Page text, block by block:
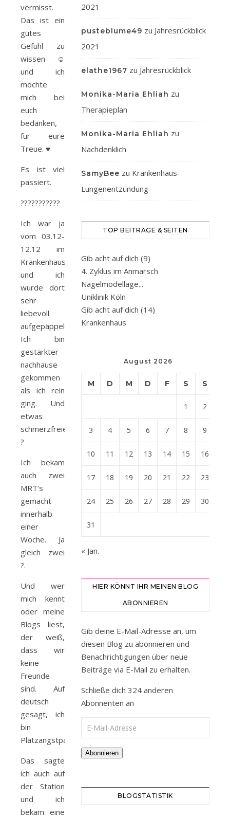
vermisst.
Das ist ein
gutes
Gefühl zu
wissen ☺️
und ich
möchte
mich bei
euch
bedanken,
für eure
Treue. ♥️
Es ist viel
passiert.
???????????
Ich war ja
vom 03.12-
12.12 im
Krankenhaus
und ich
wurde dort
sehr
liebevoll
aufgepäppelte.
Ich bin
gestärkter
nachhause
gekommen
als ich rein
ging. Und
etwas
schmerzfreier.
?
Ich bekam
auch zwei
MRT‘s
gemacht
innerhalb
einer
Woche. Ja
gleich zwei
?.
Und wer
mich kennt
oder meine
Blogs liest,
der weiß,
dass wir
keine
Freunde
sind. Auf
deutsch
gesagt, ich
bin
Platzangstpatientin.
Das sagte
ich auch auf
der Station
und ich
bekam eine
2021
pusteblume49 zu Jahresrückblick
2021
elathe1967 zu Jahresrückblick
Monika-Maria Ehliah zu
Therapieplan
Monika-Maria Ehliah zu
Nachdenklich
SamyBee zu Krankenhaus-
Lungenentzündung
TOP BEITRÄGE & SEITEN
Gib acht auf dich (9)
4. Zyklus im Anmarsch
Nagelmodellage...
Uniklinik Köln
Gib acht auf dich (14)
Krankenhaus
August 2026
M D M D F S S
1 2
3 4 5 6 7 8 9
10 11 12 13 14 15 16
17 18 19 20 21 22 23
24 25 26 27 28 29 30
31
« Jan.
HIER KÖNNT IHR MEINEN BLOG
ABONNIEREN
Gib deine E-Mail-Adresse an, um
diesen Blog zu abonnieren und
Benachrichtigungen über neue
Beiträge via E-Mail zu erhalten.
Schließe dich 324 anderen
Abonnenten an
E-Mail-Adresse
Abonnieren
BLOGSTATISTIK